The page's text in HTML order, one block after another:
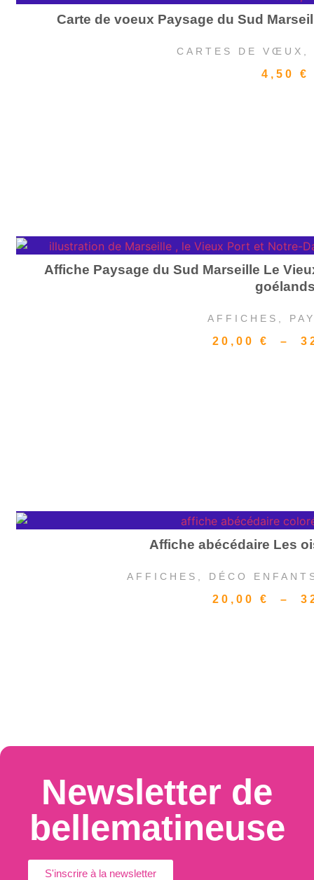
Carte de voeux Paysage du Sud
CARTES DE VŒUX
4,50 €
Affiche Paysage du Sud Marseille Le
AFFICHES
20,00€ –
Affiche abécédaire Les
AFFICHES DÉCO
20,00€ –
Newsletter de
bellematineuse
S'inscrire à la newsletter